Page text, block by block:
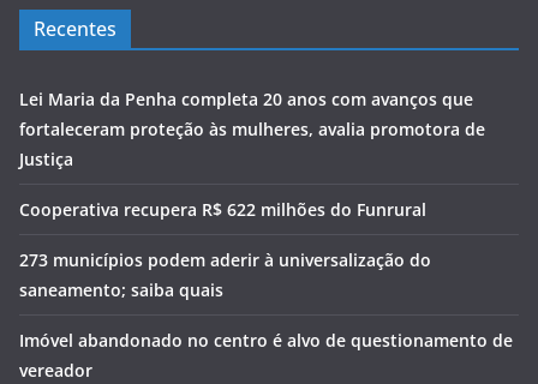
Recentes
Lei Maria da Penha completa 20 anos com avanços que
fortaleceram proteção às mulheres, avalia promotora de
Justiça
Cooperativa recupera R$ 622 milhões do Funrural
273 municípios podem aderir à universalização do
saneamento; saiba quais
Imóvel abandonado no centro é alvo de questionamento de
vereador